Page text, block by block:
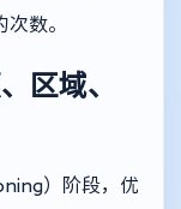
数。
区域、
）阶段，优